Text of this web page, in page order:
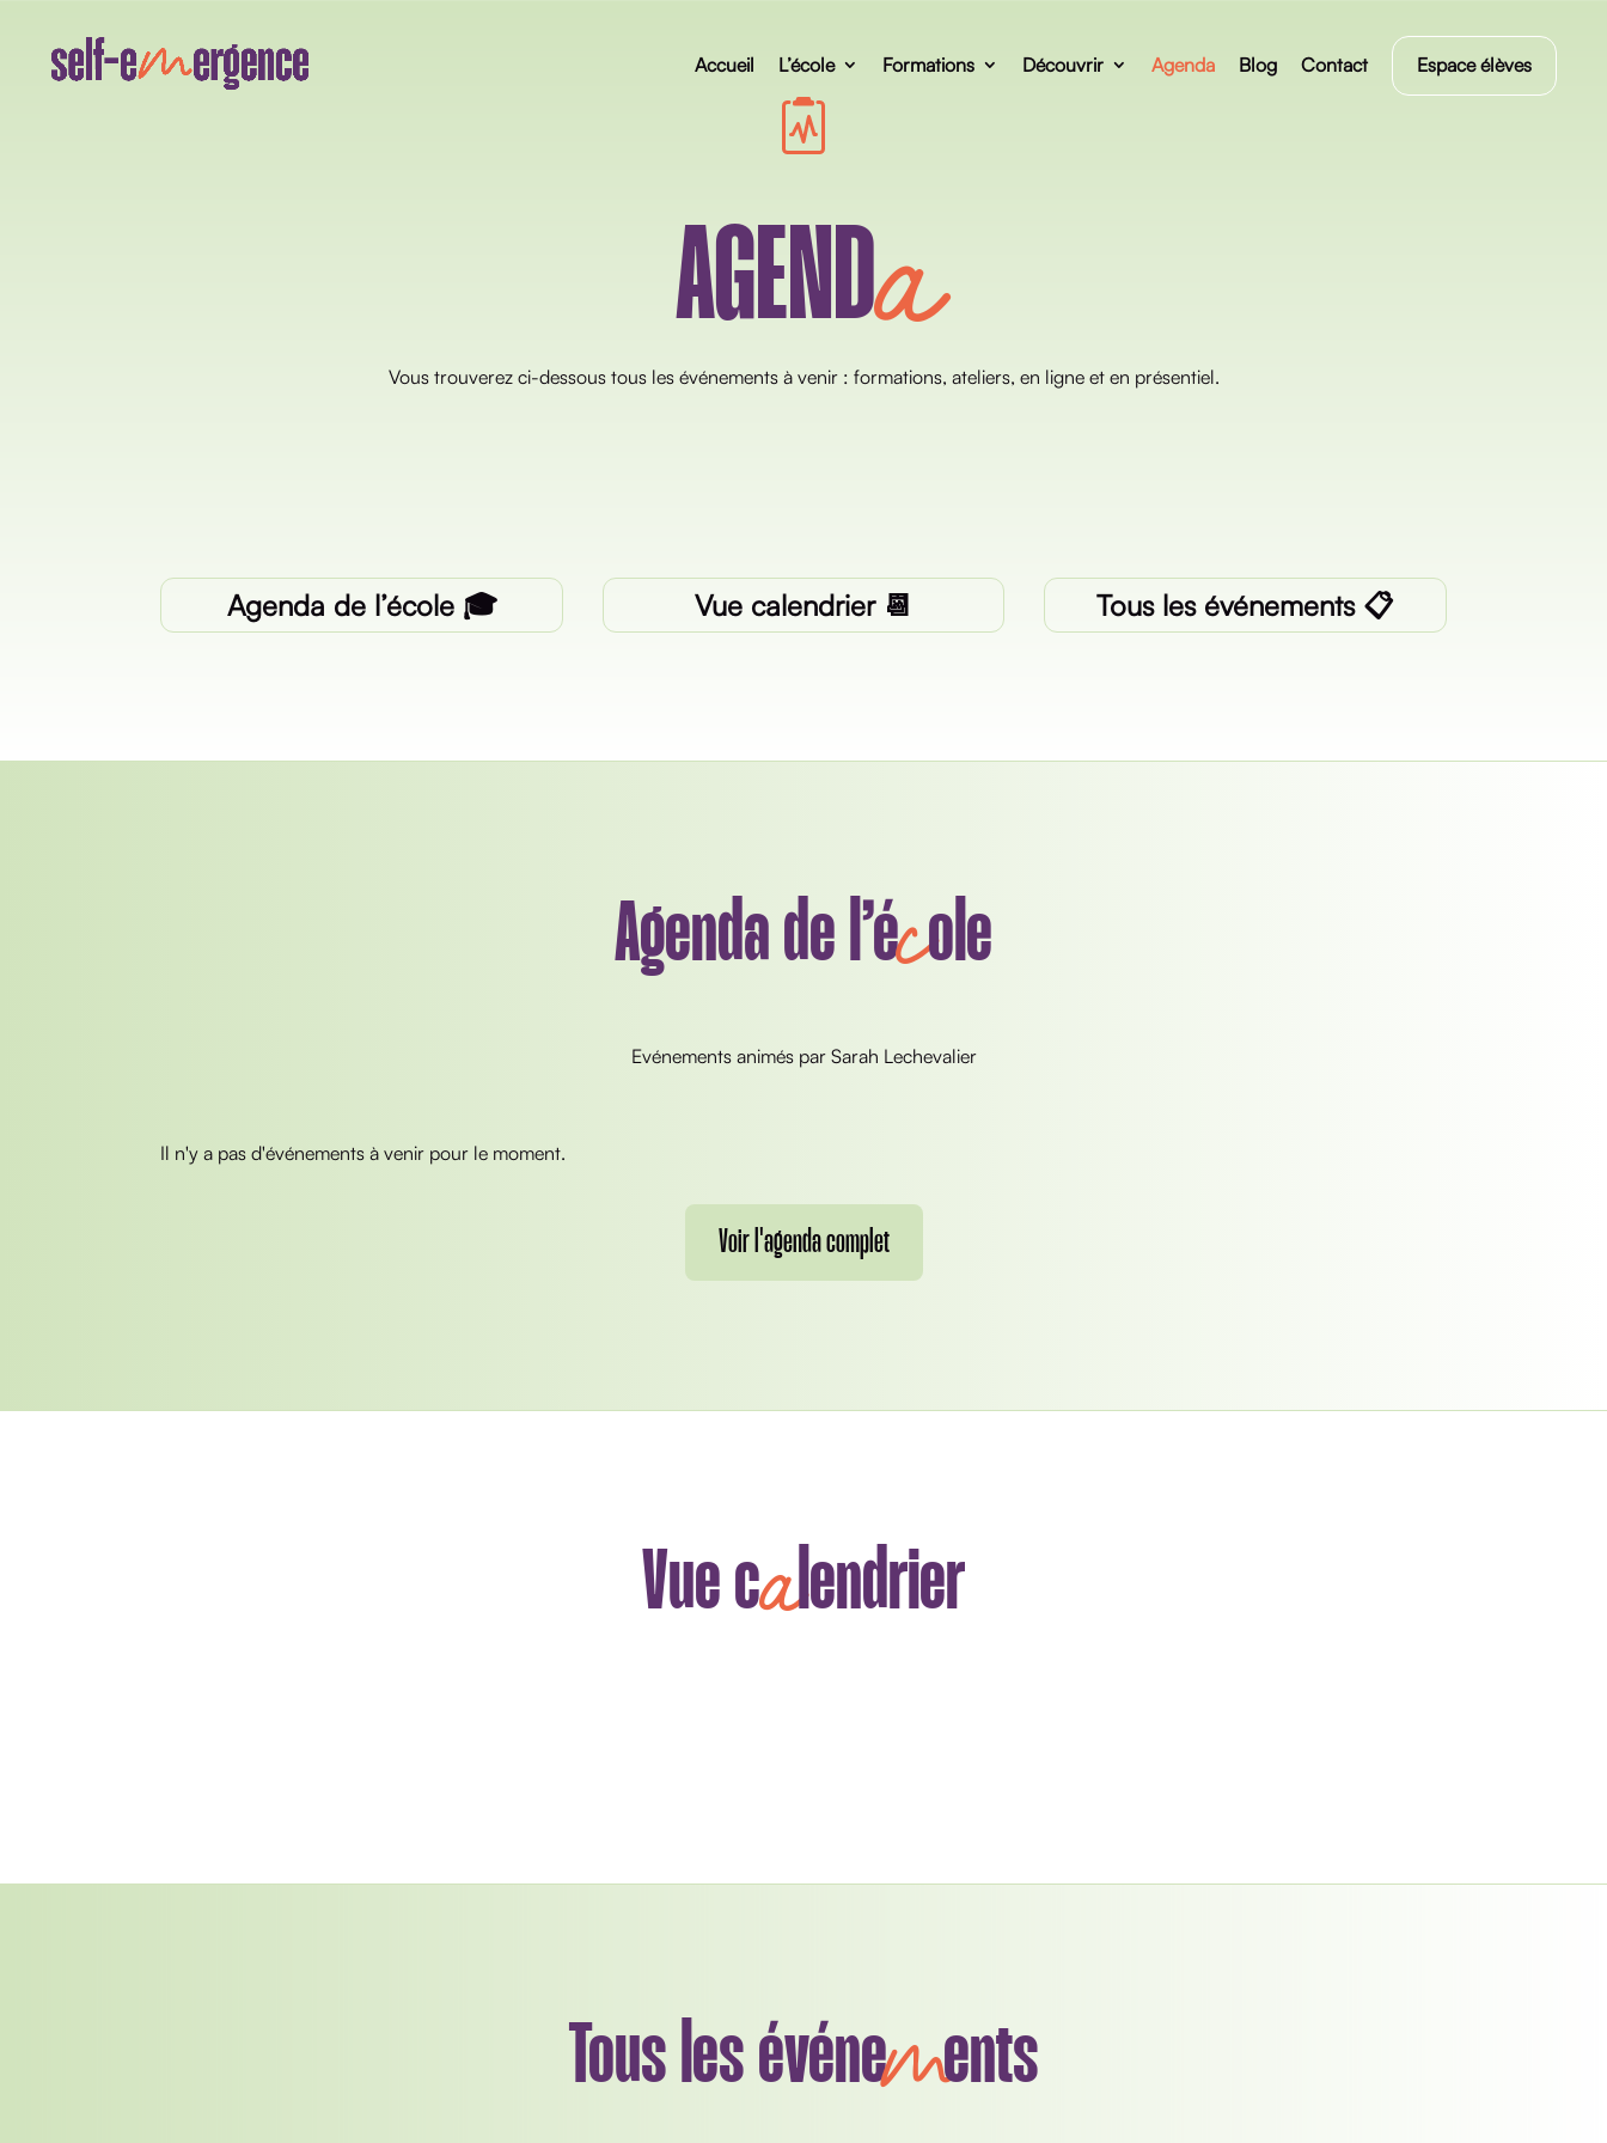
Accueil L’école Formations Découvrir Agenda Blog Contact Espace élèves
AGENDa
Vous trouverez ci-dessous tous les événements à venir : formations, ateliers, en ligne et en présentiel.
Agenda de l’école 🎓️ Vue calendrier 📆 Tous les événements 📋️
Agenda de l’école
Evénements animés par Sarah Lechevalier
Il n'y a pas d'événements à venir pour le moment.
Voir l'agenda complet
Vue calendrier
Tous les événements